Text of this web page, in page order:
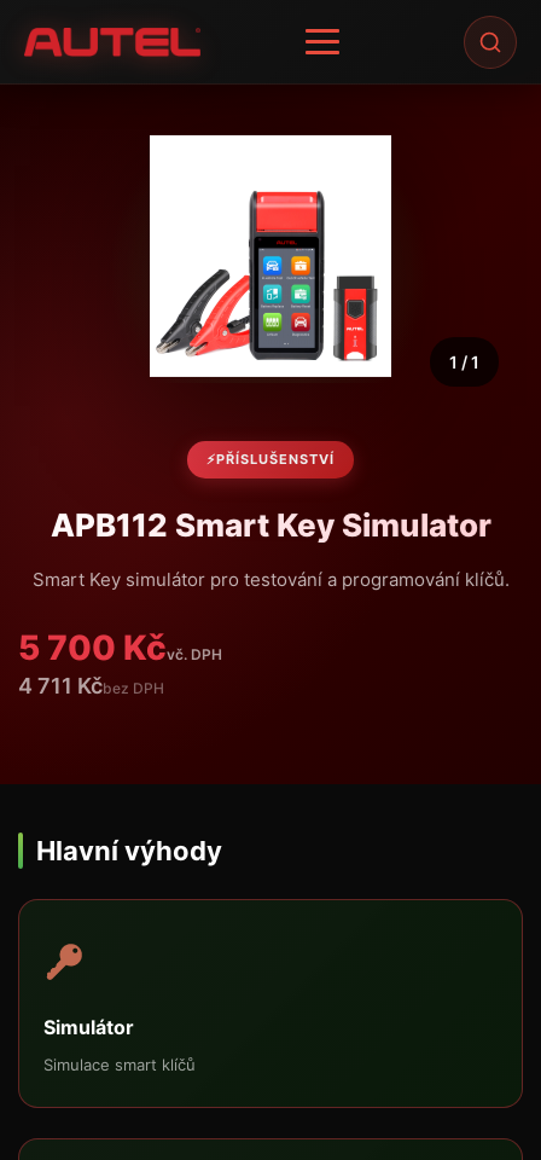
PŘÍSLUŠENSTVÍ
APB112 Smart Key Simulator
Smart Key simulátor pro testování a programování klíčů.
5 700 Kčvč. DPH
4 711 Kčbez DPH
1 / 1
Hlavní výhody
Simulátor
Simulace smart klíčů